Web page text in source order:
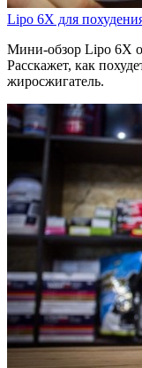
Lipo 6X для
Мини-обзор Lipo 6X
Расскажет, как
жиросжигатель.